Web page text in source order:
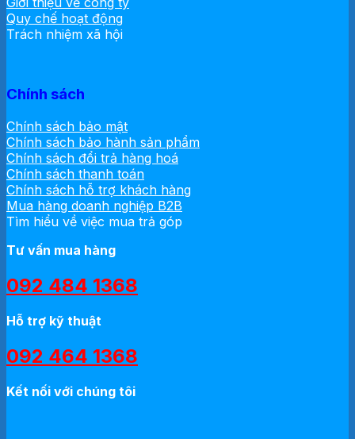
Quy chế hoạt động
Trách nhiệm xã hội
Chính sách
Chính sách bảo mật
Chính sách bảo hành sản phẩm
Chính sách đổi trả hàng hoá
Chính sách thanh toán
Chính sách hỗ trợ khách hàng
Mua hàng doanh nghiệp B2B
Tìm hiểu về việc mua trả góp
Tư vấn mua hàng
092 484 1368
Hỗ trợ kỹ thuật
092 464 1368
Kết nối với chúng tôi